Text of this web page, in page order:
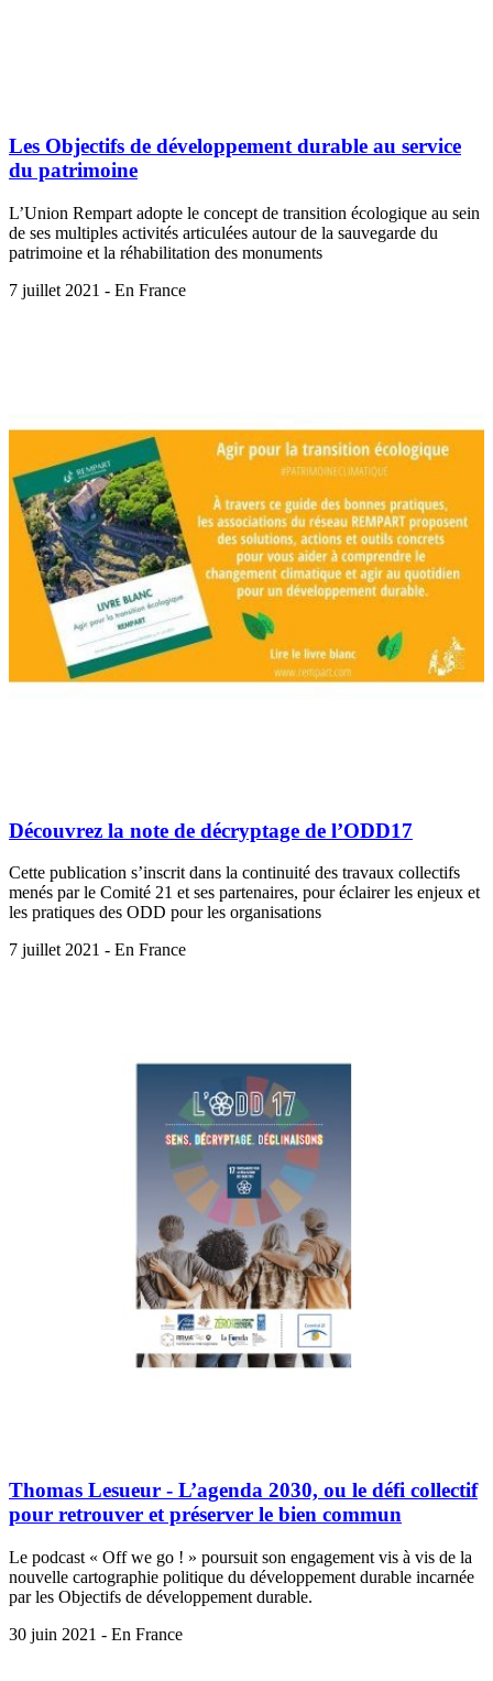
Les Objectifs de développement durable au service
du patrimoine
L’Union Rempart adopte le concept de transition écologique au sein
de ses multiples activités articulées autour de la sauvegarde du
patrimoine et la réhabilitation des monuments
7 juillet 2021 - En France
Découvrez la note de décryptage de l’ODD17
Cette publication s’inscrit dans la continuité des travaux collectifs
menés par le Comité 21 et ses partenaires, pour éclairer les enjeux et
les pratiques des ODD pour les organisations
7 juillet 2021 - En France
Thomas Lesueur - L’agenda 2030, ou le défi collectif
pour retrouver et préserver le bien commun
Le podcast « Off we go ! » poursuit son engagement vis à vis de la
nouvelle cartographie politique du développement durable incarnée
par les Objectifs de développement durable.
30 juin 2021 - En France